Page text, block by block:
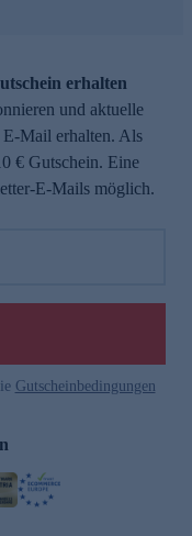
erhalten
und aktuelle
Mail erhalten. Als
€ Gutschein. Eine
E-Mails möglich.
Gutscheinbedingungen